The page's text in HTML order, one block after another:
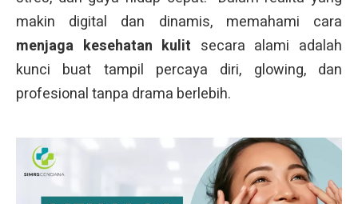
makin digital dan dinamis, memahami cara
menjaga kesehatan kulit secara alami adalah
kunci buat tampil percaya diri, glowing, dan
profesional tanpa drama berlebih.